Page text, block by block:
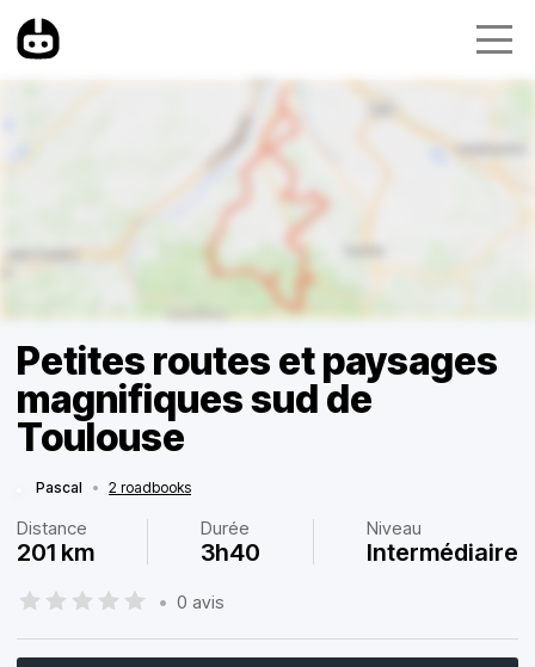
Petites routes et paysages
magnifiques sud de
Toulouse
Pascal • 2 roadbooks
Distance
201 km
Durée
3h40
Niveau
Intermédiaire
• 0 avis